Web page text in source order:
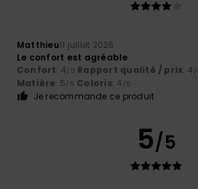
Matthieu11 juillet 2026
Le confort est agréable
Confort: 4/5 Rapport qualité / prix: 4/
Matière: 5/5 Coloris: 4 /5
Je recommande ce produit
5/5